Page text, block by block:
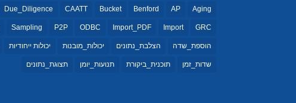
Aging
AP
Benford
Bucket
CAATT
Due_Diligence
GRC
Import
Import_PDF
ODBC
P2P
Sampling
הוספת_שדה הצלבת_נתונים יכולות_מובנות יכולות ייחודיות
שדות_זמן תוכנית_ביקורת תנועות_יומן תצוגת_נתונים